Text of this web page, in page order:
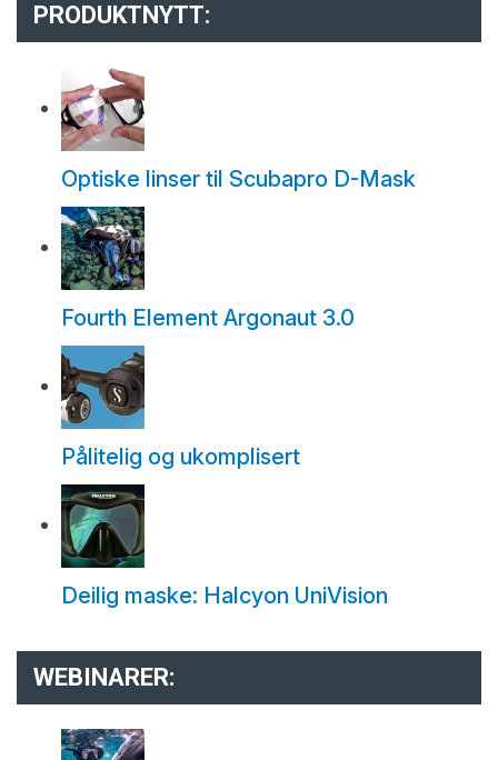
PRODUKTNYTT:
Optiske linser til Scubapro D-Mask
Fourth Element Argonaut 3.0
Pålitelig og ukomplisert
Deilig maske: Halcyon UniVision
WEBINARER: